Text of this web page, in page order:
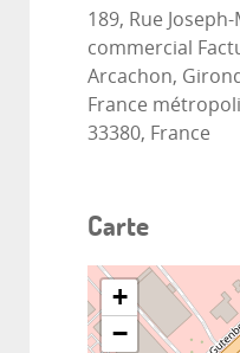
189, Rue
commercial
Arcachon,
France
33380, France
Carte
+
−